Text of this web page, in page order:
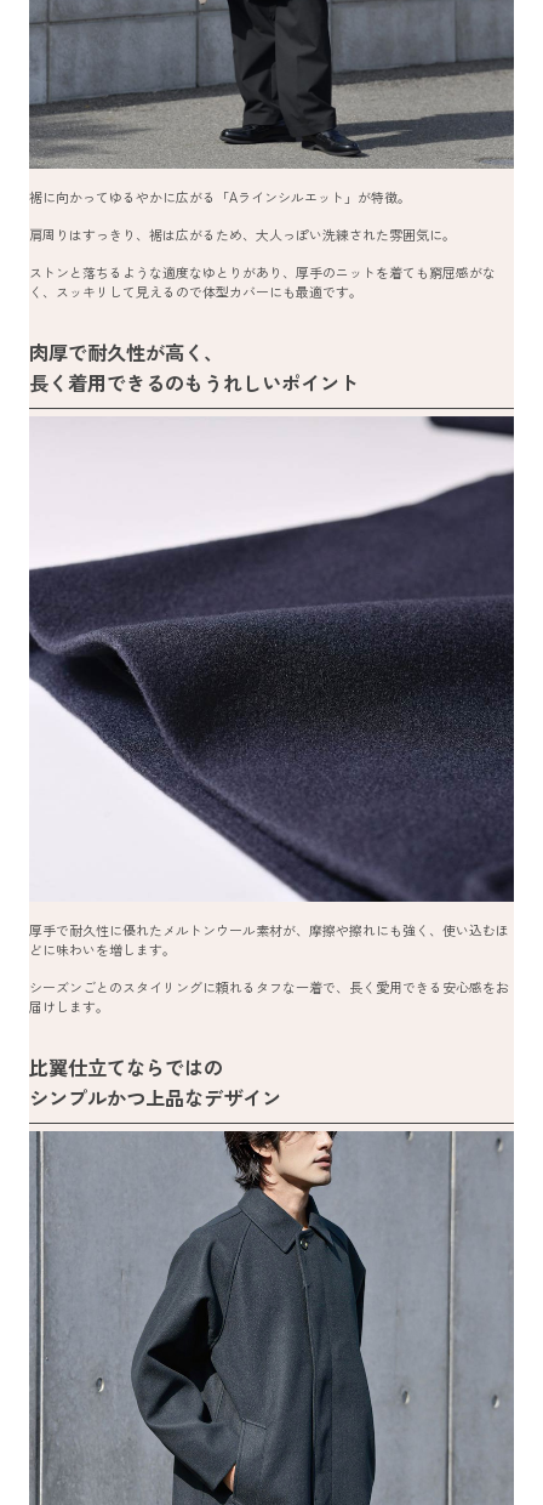
裾に向かってゆるやかに広がる「Aラインシルエット」が特徴。
肩周りはすっきり、裾は広がるため、大人っぽい洗練された雰囲気に。
ストンと落ちるような適度なゆとりがあり、厚手のニットを着ても窮屈感がな
く、スッキリして見えるので体型カバーにも最適です。
肉厚で耐久性が高く、
長く着用できるのもうれしいポイント
厚手で耐久性に優れたメルトンウール素材が、摩擦や擦れにも強く、使い込むほ
どに味わいを増します。
シーズンごとのスタイリングに頼れるタフな一着で、長く愛用できる安心感をお
届けします。
比翼仕立てならではの
シンプルかつ上品なデザイン